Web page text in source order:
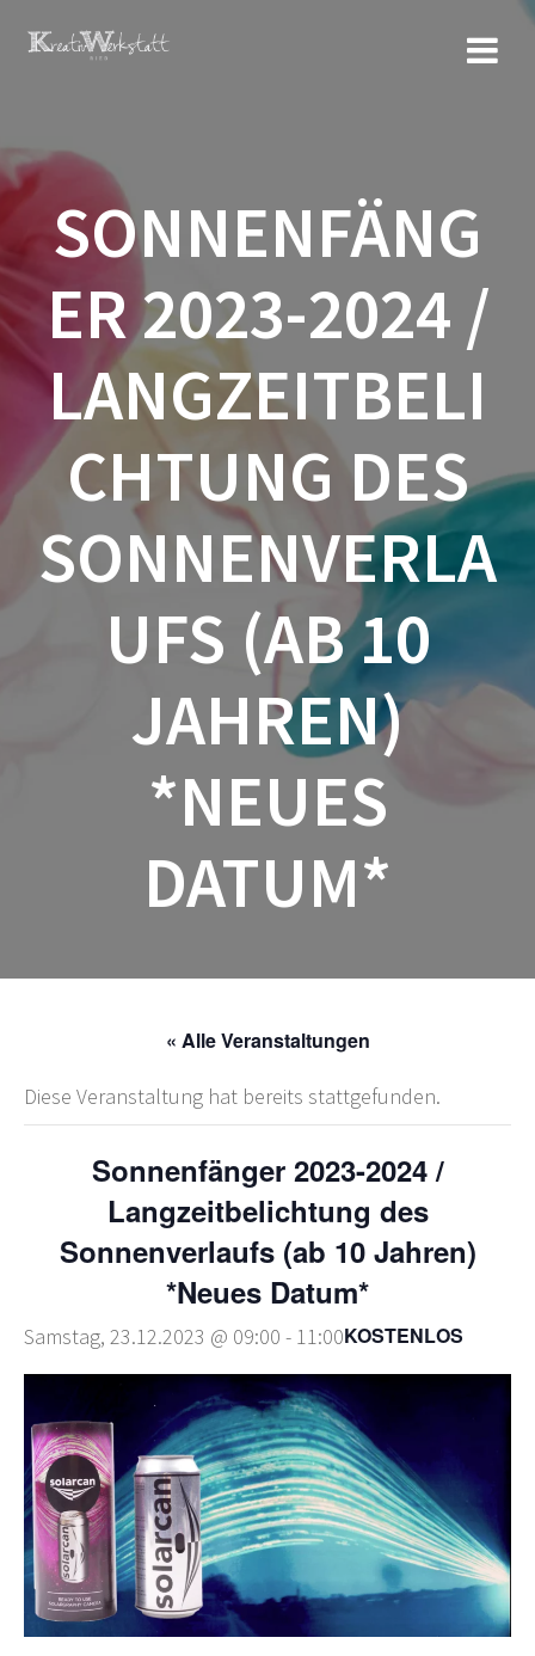
SONNENFÄNG
ER 2023-2024 /
LANGZEITBELI
CHTUNG DES
SONNENVERLA
UFS (AB 10
JAHREN)
*NEUES
DATUM*
« Alle Veranstaltungen
Diese Veranstaltung hat bereits stattgefunden.
Sonnenfänger 2023-2024 /
Langzeitbelichtung des
Sonnenverlaufs (ab 10 Jahren)
*Neues Datum*
Samstag, 23.12.2023 @ 09:00 - 11:00KOSTENLOS